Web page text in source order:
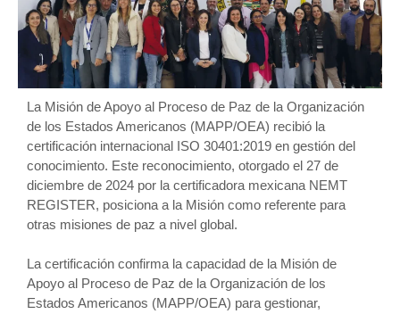
La Misión de Apoyo al Proceso de Paz de la Organización
de los Estados Americanos (MAPP/OEA) recibió la
certificación internacional ISO 30401:2019 en gestión del
conocimiento. Este reconocimiento, otorgado el 27 de
diciembre de 2024 por la certificadora mexicana NEMT
REGISTER, posiciona a la Misión como referente para
otras misiones de paz a nivel global.
La certificación confirma la capacidad de la Misión de
Apoyo al Proceso de Paz de la Organización de los
Estados Americanos (MAPP/OEA) para gestionar,